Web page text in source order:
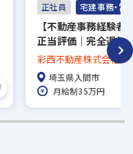
正社員 宅建事務・営
【不動産事務経験者
正当評価｜完全週休
ぼなし｜武蔵藤沢駅
西不動産】
彩西不動産株式会社
埼玉県入間市
月給制35万円